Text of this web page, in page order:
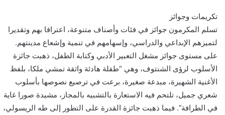
تكريمات وجوائز
تسلم المكرمون جوائز في فئات وأصناف متنوعة، اعترافا بهم وتقديرا
لتميزهم الإبداعي والدراسي، وإسهامهم في تنمية وإشعاع مدينتهم.
على مستوى جوائز مشغل التعبير الأدبي وكتابة الطفل، ذهبت جائزة
الأسلوب لرؤى الشنتوف، وهي “طفلة هادئة واثقة تمشي ملكا، بلفظ
الأغنية الشهيرة، مبدعة صغيرة، برعت في ترصيع نصوصها بأسلوب
شعري جميل، تلتحم فيه الاستعارة بالتشبيه بالمجاز، مشيدة صورا غاية
في الطرافة”. فيما ذهبت جائزة القدرة على التطور إلى طه الريسولي،